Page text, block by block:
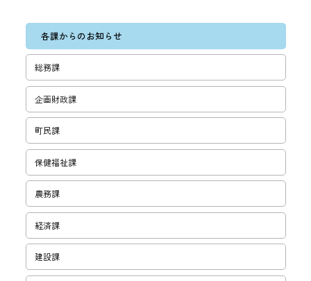
各課からのお知らせ
総務課
企画財政課
町民課
保健福祉課
農務課
経済課
建設課